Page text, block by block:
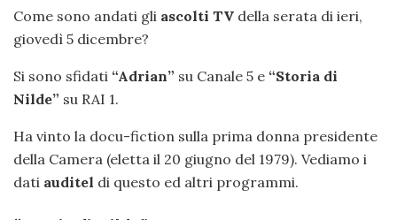
Come sono andati gli ascolti TV della serata di ieri,
giovedì 5 dicembre?
Si sono sfidati “Adrian” su Canale 5 e “Storia di
Nilde” su RAI 1.
Ha vinto la docu-fiction sulla prima donna presidente
della Camera (eletta il 20 giugno del 1979). Vediamo i
dati auditel di questo ed altri programmi.